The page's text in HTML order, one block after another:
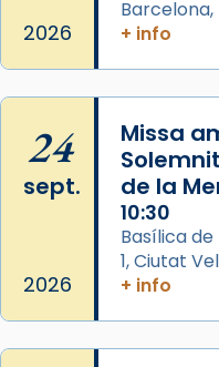
frare Joan Gaspar
Foto
View on Facebook · Share
2026
Barcelona,
+ info
24
sept.
2026
Missa
de la
10:30
Basílica
1, Ciutat
+ info